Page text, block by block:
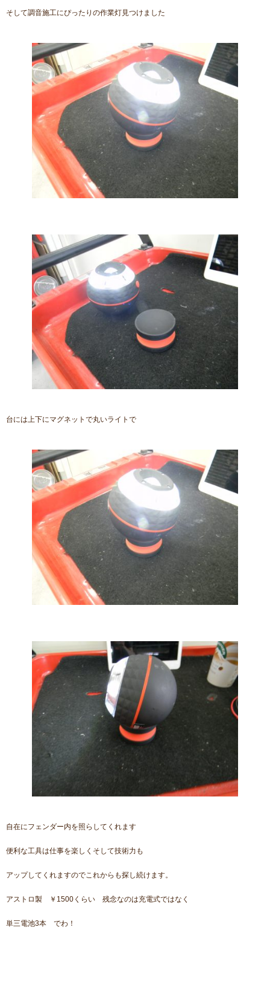
そして調音施工にぴったりの作業灯見つけました
台には上下にマグネットで丸いライトで
自在にフェンダー内を照らしてくれます
便利な工具は仕事を楽しくそして技術力も
アップしてくれますのでこれからも探し続けます。
アストロ製 ￥1500くらい 残念なのは充電式ではなく
単三電池3本 でわ！